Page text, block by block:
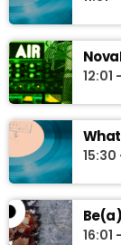
12:01
15:30
16:01